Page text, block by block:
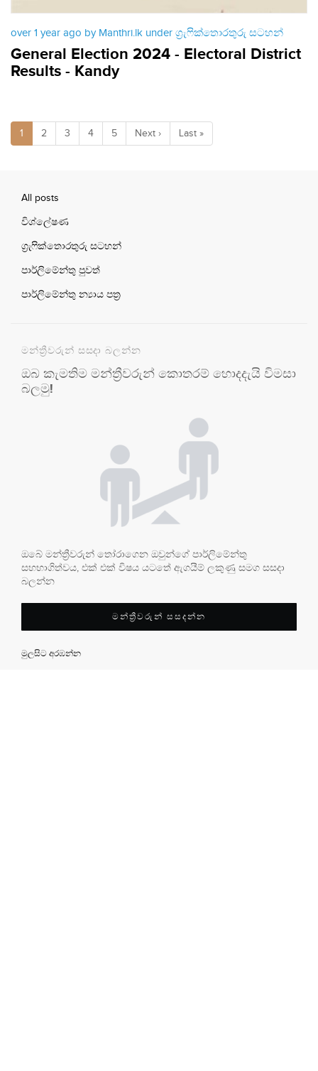
over 1 year ago by Manthri.lk under ග්‍රැෆික්තොරතුරු සටහන්
General Election 2024 - Electoral District
Results - Kandy
1 2 3 4 5 Next › Last »
All posts
විශ්ලේෂණ
ග්‍රැෆික්තොරතුරු සටහන්
පාර්ලිමේන්තු පුවත්
පාර්ලිමේන්තු න්‍යාය පත්‍ර
මන්ත්‍රීවරුන් සසදා බලන්න
ඔබ කැමතිම මන්ත්‍රීවරුන් කොතරම් හොදදැයි විමසා
බලමු!
ඔබේ මන්ත්‍රීවරුන් තෝරාගෙන ඔවුන්ගේ පාර්ලිමේන්තු
සහභාගිත්වය, එක් එක් විෂය යටතේ ඇගයීම් ලකුණු සමග සසදා
බලන්න
මන්ත්‍රීවරුන් සසදන්න
මුලසිට අරඹන්න